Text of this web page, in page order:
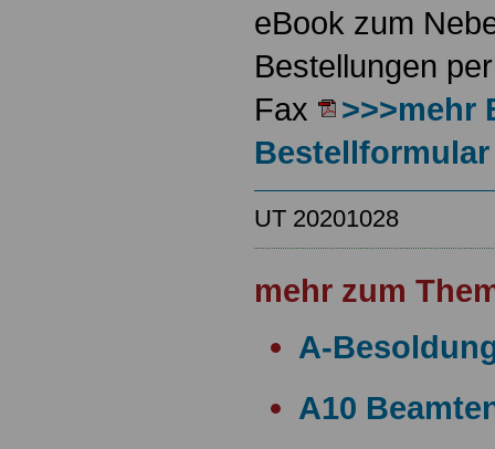
eBook zum
Bestellungen
Fax
>>>mehr
Bestellformular
UT 20201028
mehr zum
A-
A10